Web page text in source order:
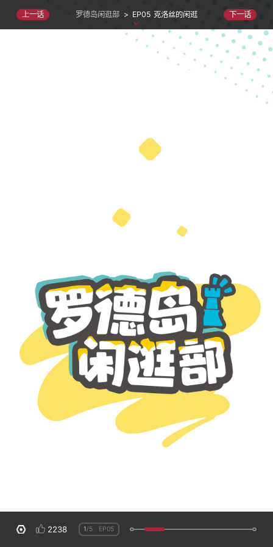
上一话 罗德岛闲逛部 > EP05 克洛丝的闲逛 下一话
1/5 EP05
2238